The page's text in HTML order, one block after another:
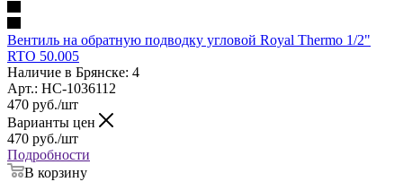
Вентиль на обратную подводку угловой Royal Thermo 1/2"
RTO 50.005
Наличие в Брянске: 4
Арт.: НС-1036112
470 руб./шт
Варианты цен
470 руб./шт
Подробности
В корзину